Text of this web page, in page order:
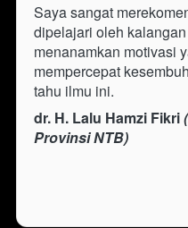
Saya sangat
dipelajari oleh
menanamkan motivasi
mempercepat
tahu ilmu ini.
dr. H. Lalu Hamzi Fikri
Provinsi NTB)